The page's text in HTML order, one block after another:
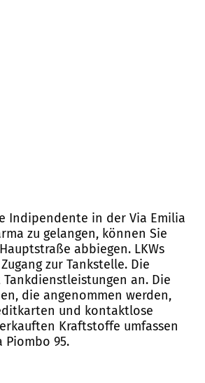
Indipendente in der Via Emilia
zu gelangen, können Sie
abbiegen. LKWs
zur Tankstelle. Die
an. Die
die angenommen werden,
und kontaktlose
Kraftstoffe umfassen
Piombo 95.